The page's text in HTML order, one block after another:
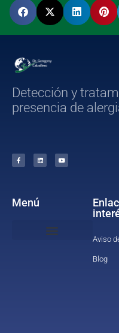
Detección y
presencia de
Menú
Aviso
Blog